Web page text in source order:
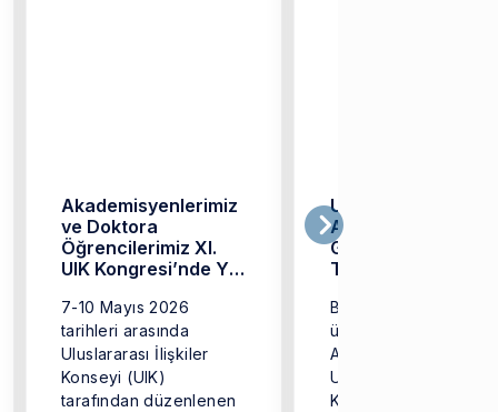
Akademisyenlerimiz
ve Doktora
Öğrencilerimiz XI.
UIK Kongresi’nde Yer
7-10 Mayıs 2026
tarihleri arasında
Uluslararası İlişkiler
Konseyi (UIK)
tarafından düzenlenen
Umut Can
Adısönmez’e UIK
Genç Bilim İnsanı
Teşvik Ödülü!
Bölümümüz öğretim
üyesi Dr. Umut Can
Adısönmez’in 2026
Uluslararası İlişkiler
Konseyi (UIK) Genç